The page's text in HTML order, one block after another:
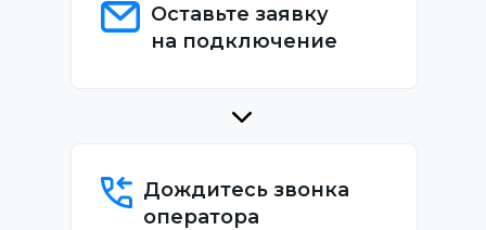
Оставьте заявку
на подключение
Дождитесь звонка
оператора